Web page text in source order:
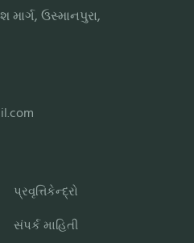
માર્ગ, ઉસ્માનપુરા,
પ્રવૃત્તિકેન્દ્રો
સંપર્ક માહિતી